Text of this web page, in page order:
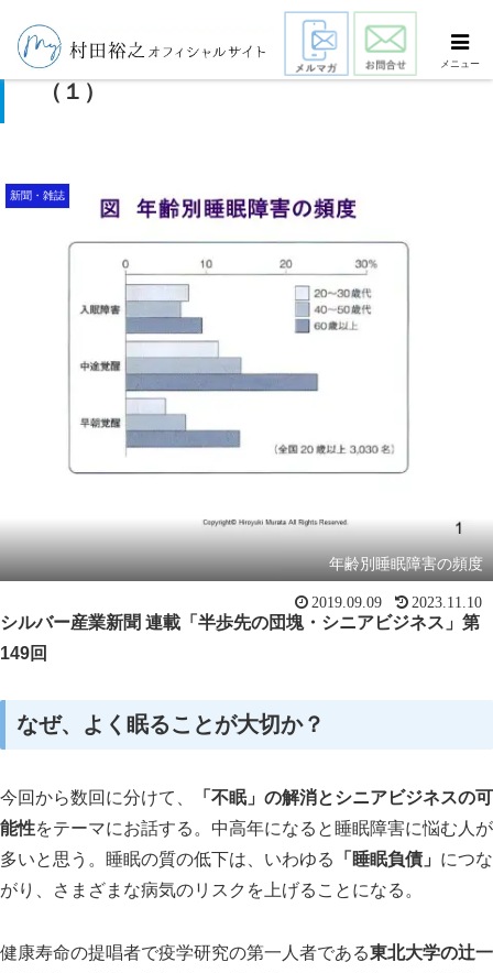
「不眠」の解消とシニアビジネスの可能性
（１）
新聞・雑誌
年齢別睡眠障害の頻度
2019.09.09 2023.11.10
シルバー産業新聞 連載「半歩先の団塊・シニアビジネス」第
149回
なぜ、よく眠ることが大切か？
今回から数回に分けて、
「不眠」の解消とシニアビジネスの可
能性をテーマにお話する。中高年になると睡眠障害に悩む人が
多いと思う。睡眠の質の低下は、いわゆる
「睡眠負債」 につな
がり、さまざまな病気のリスクを上げることになる。
健康寿命の提唱者で疫学研究の第一人者である東北大学の辻一
メニュー